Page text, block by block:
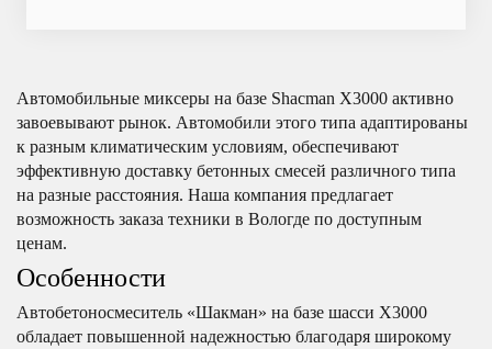
Автомобильные миксеры на базе Shacman Х3000 активно
завоевывают рынок. Автомобили этого типа адаптированы
к разным климатическим условиям, обеспечивают
эффективную доставку бетонных смесей различного типа
на разные расстояния. Наша компания предлагает
возможность заказа техники в Вологде по доступным
ценам.
Особенности
Автобетоносмеситель «Шакман» на базе шасси Х3000
обладает повышенной надежностью благодаря широкому